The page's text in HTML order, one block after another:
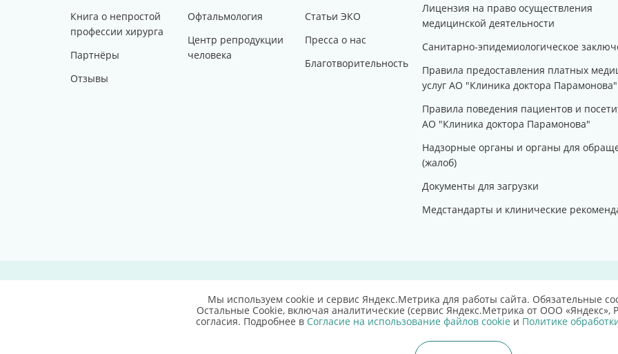
Книга о непростой
профессии хирурга
Партнёры
Отзывы
Офтальмология
Центр репродукции
человека
Статьи ЭКО
Пресса о нас
Благотворительность
Лицензия на право осуществления
медицинской деятельности
Санитарно-эпидемиологическое
Правила предоставления платных
услуг АО "Клиника доктора Парамонова"
Правила поведения пациентов и
АО "Клиника доктора Парамонова"
Надзорные органы и органы для
(жалоб)
Документы для загрузки
Медстандарты и клинические
Политика конфиденциальности
Мы используем cookie и сервис Яндекс.Метрика для работы сайта. Обязательные
Остальные Сookie, включая аналитические (сервис Яндекс.Метрика от ООО «Яндекс»,
согласия. Подробнее в Согласие на использование файлов cookie и Политике